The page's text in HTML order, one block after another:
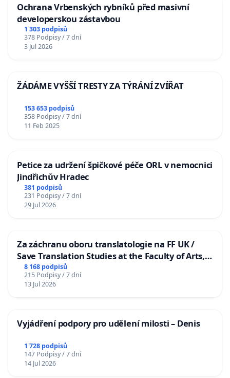
Ochrana Vrbenských rybníků před masivní
developerskou zástavbou
1 303 podpisů
378 Podpisy / 7 dní
3 Jul 2026
ŽÁDÁME VYŠŠÍ TRESTY ZA TÝRÁNÍ ZVÍŘAT
153 653 podpisů
358 Podpisy / 7 dní
11 Feb 2025
Petice za udržení špičkové péče ORL v nemocnici
Jindřichův Hradec
381 podpisů
231 Podpisy / 7 dní
29 Jul 2026
Za záchranu oboru translatologie na FF UK /
Save Translation Studies at the Faculty of Arts,
Charles University
8 168 podpisů
215 Podpisy / 7 dní
13 Jul 2026
Vyjádření podpory pro udělení milosti – Denis
1 728 podpisů
147 Podpisy / 7 dní
14 Jul 2026